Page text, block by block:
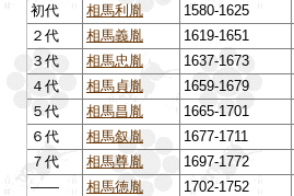
初代
相馬利胤 1580-1625
２代
相馬義胤 1619-1651
３代
相馬忠胤 1637-1673
４代
相馬貞胤 1659-1679
５代
相馬昌胤 1665-1701
６代
相馬叙胤 1677-1711
７代
相馬尊胤 1697-1772
――
相馬徳胤 1702-1752